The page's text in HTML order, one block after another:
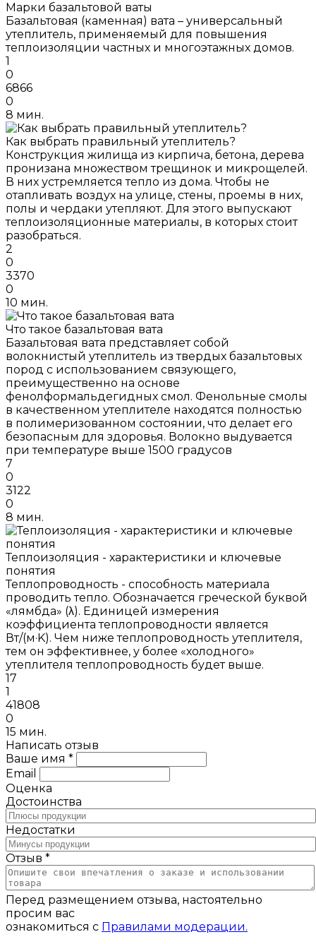
Марки базальтовой ваты
Базальтовая (каменная) вата – универсальный
утеплитель, применяемый для повышения
теплоизоляции частных и многоэтажных домов.
1
0
6866
0
8 мин.
Как выбрать правильный утеплитель?
Конструкция жилища из кирпича, бетона, дерева
пронизана множеством трещинок и микрощелей.
В них устремляется тепло из дома. Чтобы не
отапливать воздух на улице, стены, проемы в них,
полы и чердаки утепляют. Для этого выпускают
теплоизоляционные материалы, в которых стоит
разобраться.
2
0
3370
0
10 мин.
Что такое базальтовая вата
Базальтовая вата представляет собой
волокнистый утеплитель из твердых базальтовых
пород с использованием связующего,
преимущественно на основе
фенолформальдегидных смол. Фенольные смолы
в качественном утеплителе находятся полностью
в полимеризованном состоянии, что делает его
безопасным для здоровья. Волокно выдувается
при температуре выше 1500 градусов
7
0
3122
0
8 мин.
Теплоизоляция - характеристики и ключевые
понятия
Теплопроводность - способность материала
проводить тепло. Обозначается греческой буквой
«лямбда» (λ). Единицей измерения
коэффициента теплопроводности является
Вт/(м·K). Чем ниже теплопроводность утеплителя,
тем он эффективнее, у более «холодного»
утеплителя теплопроводность будет выше.
17
1
41808
0
15 мин.
Написать отзыв
Ваше имя *
Email
Оценка
Достоинства
Недостатки
Отзыв *
Перед размещением отзыва, настоятельно
просим вас
ознакомиться с Правилами модерации.